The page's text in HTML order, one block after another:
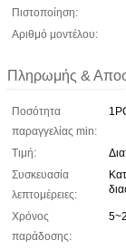
Πιστοποίηση:
Αριθμό μοντέλου:
Πληρωμής &
Ποσότητα
παραγγελίας min:
Τιμή:
Συσκευασία
λεπτομέρειες:
Χρόνος
παράδοσης: